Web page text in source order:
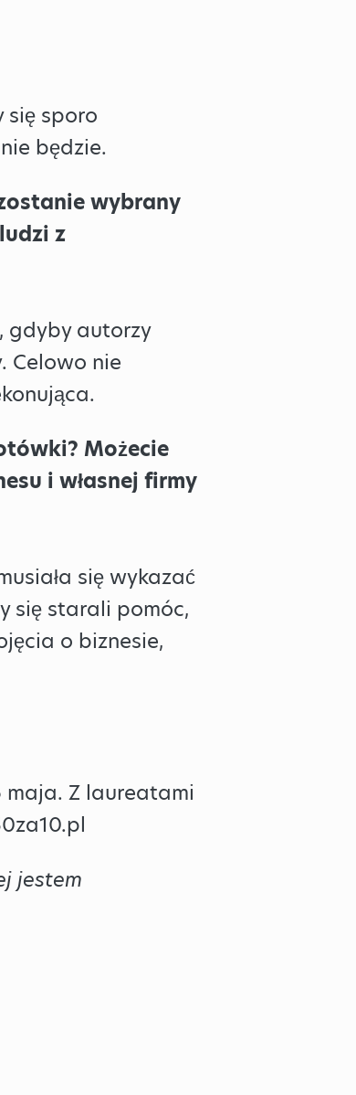
się sporo
będzie.
wybrany
z
gdyby autorzy
Celowo nie
Możecie
i własnej firmy
się wykazać
się starali pomóc,
o biznesie,
maja. Z laureatami
jestem